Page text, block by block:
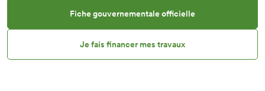
Fiche gouvernementale officielle
Je fais financer mes travaux